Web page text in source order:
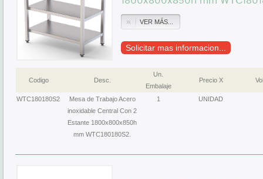
VER MÁS...
Solicitar mas informacion...
Codigo Desc.
Un.
Embalaje
Precio X
WTC180180S2
Mesa de Trabajo Acero
inoxidable Central Con 2
Estante 1800x800x850h
mm WTC180180S2.
1 UNIDAD